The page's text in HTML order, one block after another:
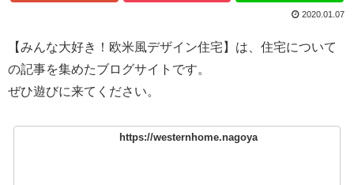
2020.01.07
【みんな大好き！欧米風デザイン住宅】は、住宅について
の記事を集めたブログサイトです。
ぜひ遊びに来てください。
https://westernhome.nagoya